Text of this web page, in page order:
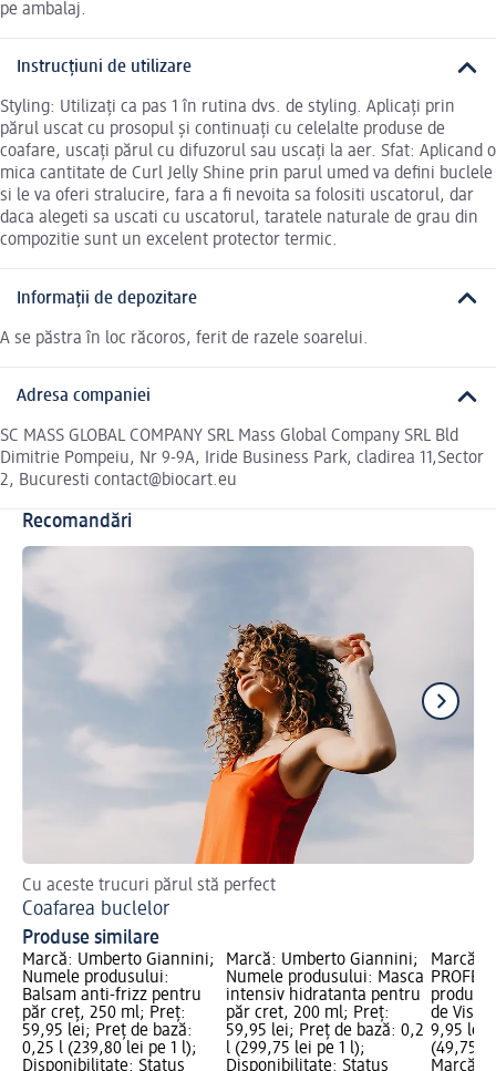
pe ambalaj.
Instrucțiuni de utilizare
Styling: Utilizați ca pas 1 în rutina dvs. de styling. Aplicați prin
părul uscat cu prosopul și continuați cu celelalte produse de
coafare, uscați părul cu difuzorul sau uscați la aer. Sfat: Aplicand o
mica cantitate de Curl Jelly Shine prin parul umed va defini buclele
si le va oferi stralucire, fara a fi nevoita sa folositi uscatorul, dar
daca alegeti sa uscati cu uscatorul, taratele naturale de grau din
compozitie sunt un excelent protector termic.
Informații de depozitare
A se păstra în loc răcoros, ferit de razele soarelui.
Adresa companiei
SC MASS GLOBAL COMPANY SRL Mass Global Company SRL Bld
Dimitrie Pompeiu, Nr 9-9A, Iride Business Park, cladirea 11,Sector
2, Bucuresti contact@biocart.eu
Recomandări
Cu aceste trucuri părul stă perfect
Coafarea buclelor
Produse similare
Marcă: Umberto Giannini;
Numele produsului:
Balsam anti-frizz pentru
păr creț, 250 ml; Preț:
59,95 lei; Preț de bază:
0,25 l (239,80 lei pe 1 l);
Disponibilitate: Status
Marcă: Umberto Giannini;
Numele produsului: Masca
intensiv hidratanta pentru
păr cret, 200 ml; Preț:
59,95 lei; Preț de bază: 0,2
l (299,75 lei pe 1 l);
Disponibilitate: Status
Marcă:
de Vis,
9,95 lei;
(49,75
Marcă